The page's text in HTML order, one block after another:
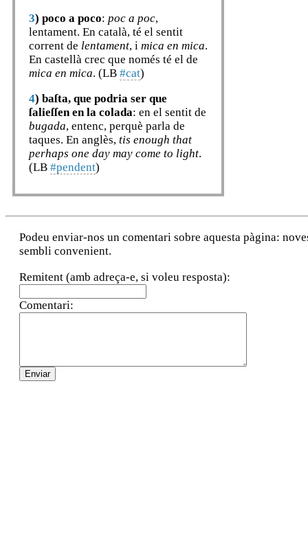
3) poco a poco: poc a poc,
lentament. En català, té el sentit
corrent de lentament, i mica en mica.
En castellà crec que només té el de
mica en mica. (LB #cat)
4) baſta, que podria ser que
ſalieſſen en la colada: en el sentit de
bugada, entenc, perquè parla de
taques. En anglès, tis enough that
perhaps one day may come to light.
(LB #pendent)
Podeu enviar-nos un comentari sobre aquesta pàgina:
sembli convenient.
Remitent (amb adreça-e, si voleu resposta):
Comentari: